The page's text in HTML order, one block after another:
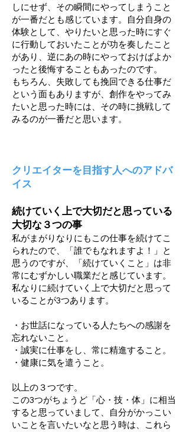
しにせず、その瞬間にやってしまうこと
が一番だとも感じています。自分自身の
体験として、やりたいと思った時にすぐ
に行動しておいたことが功を奏したこと
があり、逆にあの時にやっておけばよか
ったと後悔することもあったのです。
もちろん、失敗しても挽回できる仕事だ
という面もありますが、創作をやってみ
たいと思った時には、その時に挑戦して
みるのが一番だと思います。
クリエイターを目指す人へのアドバ
イス
​続けていく上で大切だと思っている
大切な３つの事
私がまがりなりにもこの仕事を続けてこ
られたので、「誰でもなれますよ！」と
思うのですが、「続けていくこと」は非
常にむずかしい職業だと感じています。
私なりに続けていく上で大切だと思って
いることが3つあります。
・お世話になっている人たちへの感謝を
忘れないこと。
・誠実に仕事をし、常に精進すること。
・健康に気を遣うこと。
以上の３つです。
この3つがちょうど「心・技・体」に相当
すると思っていまして、自分がかっこい
いことを言いたいなと思う時は、これら